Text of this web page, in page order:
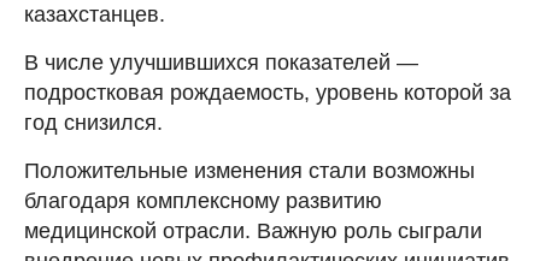
казахстанцев.
В числе улучшившихся показателей —
подростковая рождаемость, уровень которой за
год снизился.
Положительные изменения стали возможны
благодаря комплексному развитию
медицинской отрасли. Важную роль сыграли